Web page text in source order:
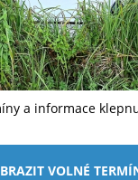
a informace
VOLNÉ